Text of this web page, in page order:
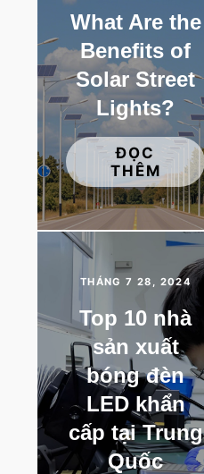
What Are the
Benefits of
Solar Street
Lights?
ĐỌC
THÊM
THÁNG 7 28, 2024
Top 10 nhà
sản xuất
bóng đèn
LED khẩn
cấp tại Trung
Quốc